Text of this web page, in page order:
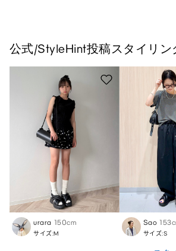
公式/StyleHint投稿スタイリン
urara 150cm
サイズ:M
Sao
サイズ:S